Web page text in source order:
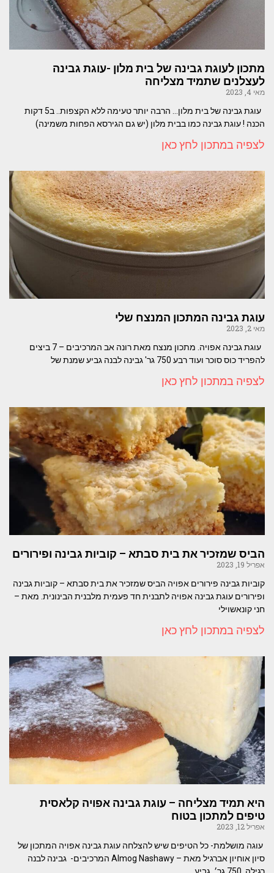
מתכון לעוגת גבינה של בית מלון -עוגת גבינה
לעצלנים שתמיד מצליחה
מאי 4, 2023
עוגת גבינה של בית מלון… הרבה יותר טעימה ללא הקצפות.. ב5 דקות
הכנה ! עוגת גבינה כמו בבית מלון (יש גם הגירסא הפחות משמינה)
לצפיה במתכון לחץ כאן
עוגת גבינה המתכון המנצח שלי
מאי 2, 2023
עוגת גבינה אפויה. מתכון מנצח מאת רונה אב המרכיבים – 7 ביצים
להפריד כוס סוכר ועוד רבע 750 גר' גבינה לבנה גביע שמנת של
לצפיה במתכון לחץ כאן
הביס שמזכיר את בית סבתא – קוביות גבינה ופירורים
אפריל 19, 2023
קוביות גבינה פירורים אפויה הביס שמזכיר את בית סבתא – קוביות גבינה
ופירורים עוגת גבינה אפויה לתבנית חד פעמית מלבנית הבינונית. מאת –
חני קונאשוילי
לצפיה במתכון לחץ כאן
היא תמיד מצליחה – עוגת גבינה אפויה קלאסית
טיפים למתכון בטוח
אפריל 12, 2023
עוגה מושלמת- כל הטיפים שיש להצלחה עוגת גבינה אפויה המתכון של
סיון אוחיון אברגיל מאת – Almog Nashawy המרכיבים- גבינה לבנה
רגילה 750 גר׳ גביע